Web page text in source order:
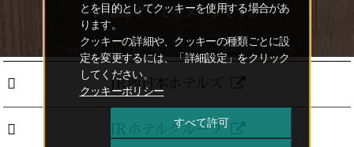
画像はすべてイメージです。
Copyright(C) HOTEL VISCHIO OSAKA. All Rights Reserved.
JR西日本ホテルズ
JRホテルグループ
とを目的としてクッキーを使用する場合があ
ります。
クッキーの詳細や、クッキーの種類ごとに設
定を変更するには、「詳細設定」をクリック
してください。
クッキーポリシー
すべて許可